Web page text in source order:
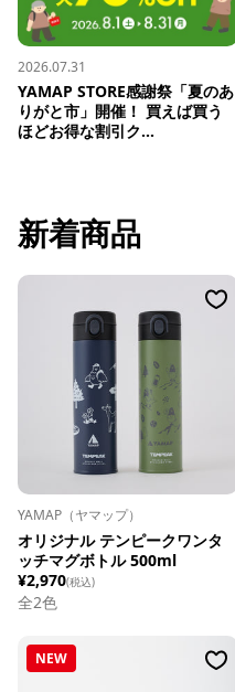
2026.07.31
YAMAP STORE感謝祭「夏のあ
りがと市」開催！ 買えば買う
ほどお得な割引ク...
新着商品
YAMAP（ヤマップ）
オリジナル テンピークワンタ
ッチマグボトル 500ml
¥2,970(税込)
全2色
NEW